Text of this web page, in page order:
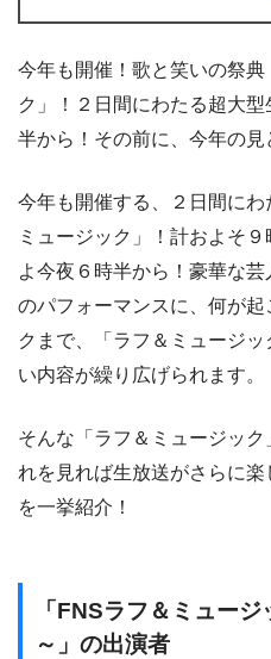
今年も開催！歌と笑いの祭
ク」！２日間にわたる超大
半から！その前に、今年の見
今年も開催する、２日間に
ミュージック」！計およそ
よ今夜６時半から！豪華な
のパフォーマンスに、何が
クまで、「ラフ＆ミュージ
い内容が繰り広げられます。
そんな「ラフ＆ミュージッ
れを見れば生放送がさらに
を一挙紹介！
「FNSラフ＆ミュー
～」の出演者